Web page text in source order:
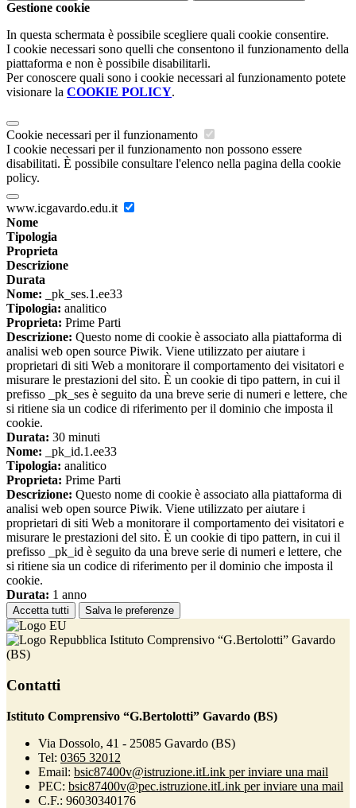
Gestione cookie
In questa schermata è possibile scegliere quali cookie consentire.
I cookie necessari sono quelli che consentono il funzionamento della
piattaforma e non è possibile disabilitarli.
Per conoscere quali sono i cookie necessari al funzionamento potete
visionare la COOKIE POLICY.
Cookie necessari per il funzionamento
I cookie necessari per il funzionamento non possono essere
disabilitati. È possibile consultare l'elenco nella pagina della cookie
policy.
www.icgavardo.edu.it
Nome
Tipologia
Proprieta
Descrizione
Durata
Nome: _pk_ses.1.ee33
Tipologia: analitico
Proprieta: Prime Parti
Descrizione: Questo nome di cookie è associato alla piattaforma di
analisi web open source Piwik. Viene utilizzato per aiutare i
proprietari di siti Web a monitorare il comportamento dei visitatori e
misurare le prestazioni del sito. È un cookie di tipo pattern, in cui il
prefisso _pk_ses è seguito da una breve serie di numeri e lettere, che
si ritiene sia un codice di riferimento per il dominio che imposta il
cookie.
Durata: 30 minuti
Nome: _pk_id.1.ee33
Tipologia: analitico
Proprieta: Prime Parti
Descrizione: Questo nome di cookie è associato alla piattaforma di
analisi web open source Piwik. Viene utilizzato per aiutare i
proprietari di siti Web a monitorare il comportamento dei visitatori e
misurare le prestazioni del sito. È un cookie di tipo pattern, in cui il
prefisso _pk_id è seguito da una breve serie di numeri e lettere, che
si ritiene sia un codice di riferimento per il dominio che imposta il
cookie.
Durata: 1 anno
Accetta tutti Salva le preferenze
Istituto Comprensivo “G.Bertolotti” Gavardo
(BS)
Contatti
Istituto Comprensivo “G.Bertolotti” Gavardo (BS)
Via Dossolo, 41 - 25085 Gavardo (BS)
Tel: 0365 32012
Email: bsic87400v@istruzione.itLink per inviare una mail
PEC: bsic87400v@pec.istruzione.itLink per inviare una mail
C.F.: 96030340176